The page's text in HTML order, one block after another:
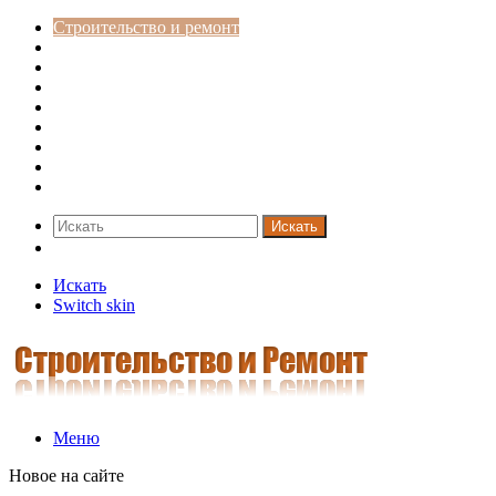
Строительство и ремонт
Искать
Искать
Switch skin
Меню
Новое на сайте